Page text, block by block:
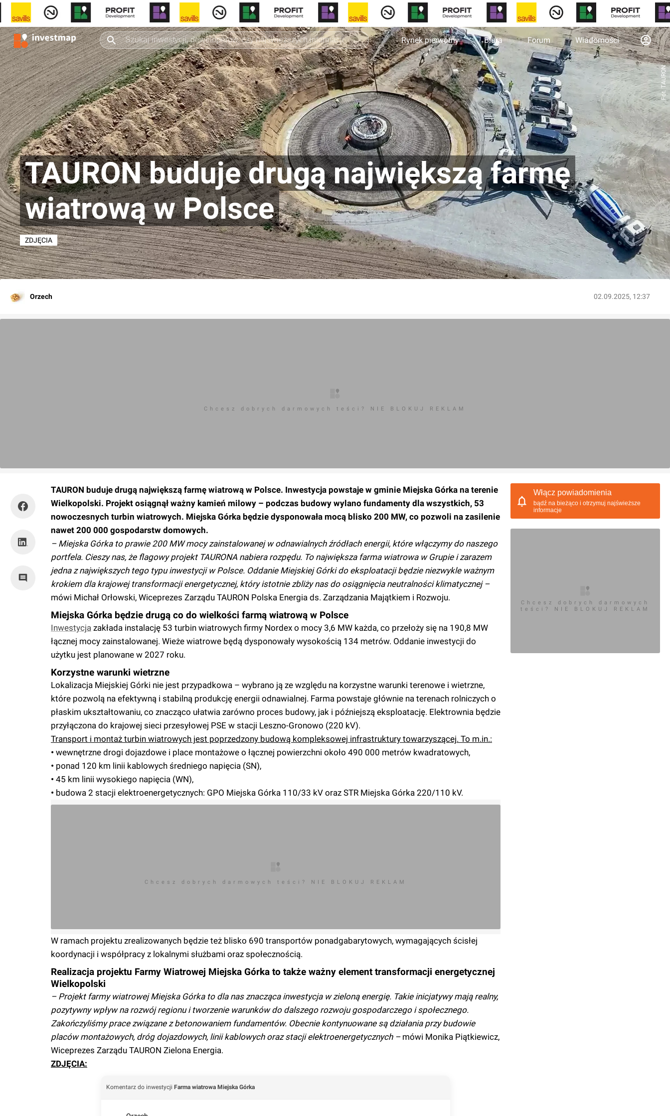
Rynek pierwotny Biura Forum Wiadomości
Fot. TAURON
TAURON buduje drugą największą farmę
wiatrową w Polsce
ZDJĘCIA
Orzech 02.09.2025, 12:37
Chcesz dobrych darmowych teści? NIE BLOKUJ REKLAM
TAURON buduje drugą największą farmę wiatrową w Polsce. Inwestycja powstaje w gminie Miejska Górka na terenie
Wielkopolski. Projekt osiągnął ważny kamień milowy – podczas budowy wylano fundamenty dla wszystkich, 53
nowoczesnych turbin wiatrowych. Miejska Górka będzie dysponowała mocą blisko 200 MW, co pozwoli na zasilenie
nawet 200 000 gospodarstw domowych.
– Miejska Górka to prawie 200 MW mocy zainstalowanej w odnawialnych źródłach energii, które włączymy do naszego
portfela. Cieszy nas, że flagowy projekt TAURONA nabiera rozpędu. To największa farma wiatrowa w Grupie i zarazem
jedna z największych tego typu inwestycji w Polsce. Oddanie Miejskiej Górki do eksploatacji będzie niezwykle ważnym
krokiem dla krajowej transformacji energetycznej, który istotnie zbliży nas do osiągnięcia neutralności klimatycznej –
mówi Michał Orłowski, Wiceprezes Zarządu TAURON Polska Energia ds. Zarządzania Majątkiem i Rozwoju.
Miejska Górka będzie drugą co do wielkości farmą wiatrową w Polsce
Inwestycja zakłada instalację 53 turbin wiatrowych firmy Nordex o mocy 3,6 MW każda, co przełoży się na 190,8 MW
łącznej mocy zainstalowanej. Wieże wiatrowe będą dysponowały wysokością 134 metrów. Oddanie inwestycji do
użytku jest planowane w 2027 roku.
Korzystne warunki wietrzne
Lokalizacja Miejskiej Górki nie jest przypadkowa – wybrano ją ze względu na korzystne warunki terenowe i wietrzne,
które pozwolą na efektywną i stabilną produkcję energii odnawialnej. Farma powstaje głównie na terenach rolniczych o
płaskim ukształtowaniu, co znacząco ułatwia zarówno proces budowy, jak i późniejszą eksploatację. Elektrownia będzie
przyłączona do krajowej sieci przesyłowej PSE w stacji Leszno-Gronowo (220 kV).
Transport i montaż turbin wiatrowych jest poprzedzony budową kompleksowej infrastruktury towarzyszącej. To m.in.:
• wewnętrzne drogi dojazdowe i place montażowe o łącznej powierzchni około 490 000 metrów kwadratowych,
• ponad 120 km linii kablowych średniego napięcia (SN),
• 45 km linii wysokiego napięcia (WN),
• budowa 2 stacji elektroenergetycznych: GPO Miejska Górka 110/33 kV oraz STR Miejska Górka 220/110 kV.
Chcesz dobrych darmowych teści? NIE BLOKUJ REKLAM
W ramach projektu zrealizowanych będzie też blisko 690 transportów ponadgabarytowych, wymagających ścisłej
koordynacji i współpracy z lokalnymi służbami oraz społecznością.
Realizacja projektu Farmy Wiatrowej Miejska Górka to także ważny element transformacji energetycznej
Wielkopolski
– Projekt farmy wiatrowej Miejska Górka to dla nas znacząca inwestycja w zieloną energię. Takie inicjatywy mają realny,
pozytywny wpływ na rozwój regionu i tworzenie warunków do dalszego rozwoju gospodarczego i społecznego.
Zakończyliśmy prace związane z betonowaniem fundamentów. Obecnie kontynuowane są działania przy budowie
placów montażowych, dróg dojazdowych, linii kablowych oraz stacji elektroenergetycznych –mówi Monika Piątkiewicz,
Wiceprezes Zarządu TAURON Zielona Energia.
ZDJĘCIA:
Komentarz do inwestycji Farma wiatrowa Miejska Górka
Włącz powiadomienia
bądź na bieżąco i otrzymuj najświeższe
informacje
Chcesz dobrych darmowych
teści? NIE BLOKUJ REKLAM